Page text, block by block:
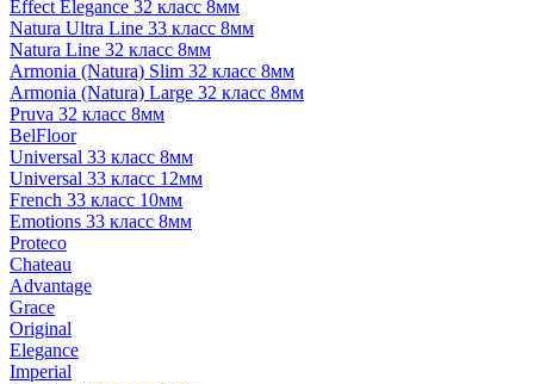
Effect Elegance 32 класс 8мм
Natura Ultra Line 33 класс 8мм
Natura Line 32 класс 8мм
Armonia (Natura) Slim 32 класс 8мм
Armonia (Natura) Large 32 класс 8мм
Pruva 32 класс 8мм
BelFloor
Universal 33 класс 8мм
Universal 33 класс 12мм
French 33 класс 10мм
Emotions 33 класс 8мм
Proteco
Chateau
Advantage
Grace
Original
Elegance
Imperial